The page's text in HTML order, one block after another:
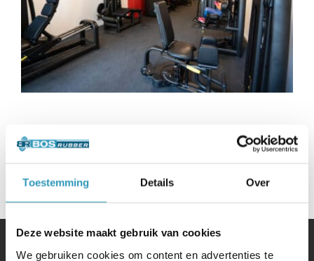
Toestemming Details Over
Deze website maakt gebruik van cookies
We gebruiken cookies om content en advertenties te